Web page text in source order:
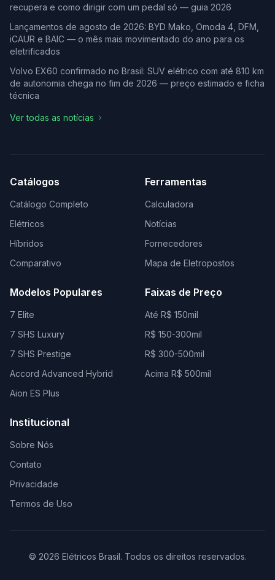
recupera e como dirigir com um pedal só — guia 2026
Lançamentos de agosto de 2026: BYD Mako, Omoda 4, DFM,
iCAUR e BAIC — o mês mais movimentado do ano para os
eletrificados
Volvo EX60 confirmado no Brasil: SUV elétrico com até 810 km
de autonomia chega no fim de 2026 — preço estimado e ficha
técnica
Ver todas as notícias
Catálogos
Catálogo Completo
Elétricos
Híbridos
Comparativo
Ferramentas
Calculadora
Notícias
Fornecedores
Mapa de Eletropostos
Modelos Populares
7 Elite
7 SHS Luxury
7 SHS Prestige
Accord Advanced Hybrid
Aion ES Plus
Faixas de Preço
Até R$ 150mil
R$ 150-300mil
R$ 300-500mil
Acima R$ 500mil
Institucional
Sobre Nós
Contato
Privacidade
Termos de Uso
© 2026 Elétricos Brasil. Todos os direitos reservados.